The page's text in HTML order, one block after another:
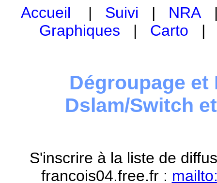
Accueil | Suivi | NRA
Graphiques | Carto
Dégroupage et
Dslam/Switch
S'inscrire à la liste de
francois04.free.fr :